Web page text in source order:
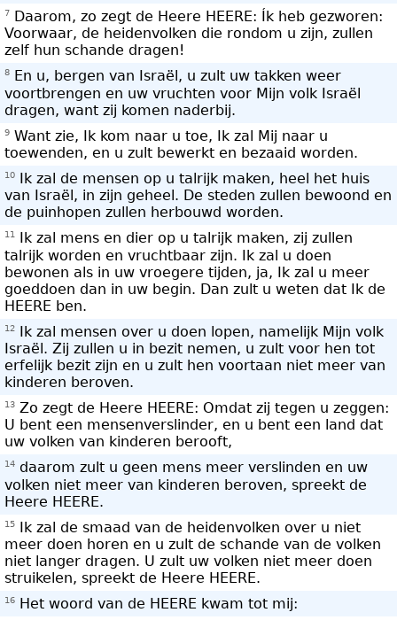
7
Daarom, zo zegt de Heere HEERE: Ík heb gezworen:
Voorwaar, de heidenvolken die rondom u zijn, zullen
zelf hun schande dragen!
8
En u, bergen van Israël, u zult uw takken weer
voortbrengen en uw vruchten voor Mijn volk Israël
dragen, want zij komen naderbij.
9 Want zie, Ik kom naar u toe, Ik zal Mij naar u
toewenden, en u zult bewerkt en bezaaid worden.
10
Ik zal de mensen op u talrijk maken, heel het huis
van Israël, in zijn geheel. De steden zullen bewoond en
de puinhopen zullen herbouwd worden.
11
Ik zal mens en dier op u talrijk maken, zij zullen
talrijk worden en vruchtbaar zijn. Ik zal u doen
bewonen als in uw vroegere tijden, ja, Ik zal u meer
goeddoen dan in uw begin. Dan zult u weten dat Ik de
HEERE ben.
12 Ik zal mensen over u doen lopen, namelijk Mijn volk
Israël. Zij zullen u in bezit nemen, u zult voor hen tot
erfelijk bezit zijn en u zult hen voortaan niet meer van
kinderen beroven.
13 Zo zegt de Heere HEERE: Omdat zij tegen u zeggen:
U bent een mensenverslinder, en u bent een land dat
uw volken van kinderen berooft,
14 daarom zult u geen mens meer verslinden en uw
volken niet meer van kinderen beroven, spreekt de
Heere HEERE.
15 Ik zal de smaad van de heidenvolken over u niet
meer doen horen en u zult de schande van de volken
niet langer dragen. U zult uw volken niet meer doen
struikelen, spreekt de Heere HEERE.
16 Het woord van de HEERE kwam tot mij: